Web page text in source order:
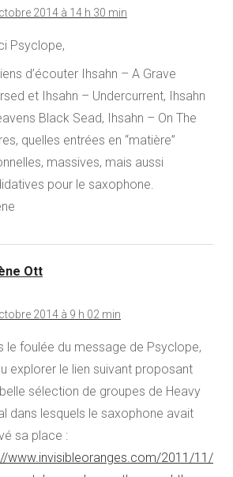
2014 à 14 h 30 min
Psyclope,
d’écouter Ihsahn – A Grave
et Ihsahn – Undercurrent, Ihsahn
Black Sead, Ihsahn – On The
quelles entrées en “matière”
massives, mais aussi
pour le saxophone.
Ott
2014 à 9 h 02 min
le foulée du message de Psyclope,
explorer le lien suivant proposant
sélection de groupes de Heavy
dans lesquels le saxophone avait
sa place :
www.invisibleoranges.com/2011/11/